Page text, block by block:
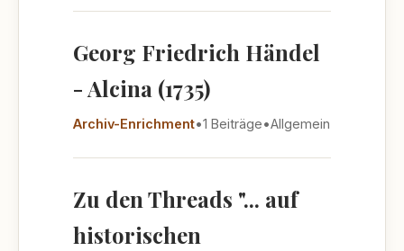
Georg Friedrich Händel
- Alcina (1735)
Archiv-Enrichment•1 Beiträge•Allgemein
Zu den Threads "... auf
historischen